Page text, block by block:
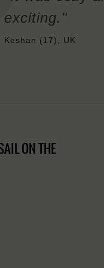
exciting."
Keshan (17), UK
ON THE